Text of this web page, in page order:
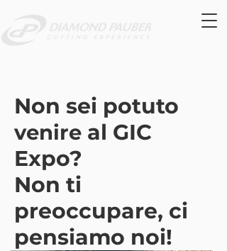
Non sei potuto
venire al GIC
Expo?
Non ti
preoccupare, ci
pensiamo noi!